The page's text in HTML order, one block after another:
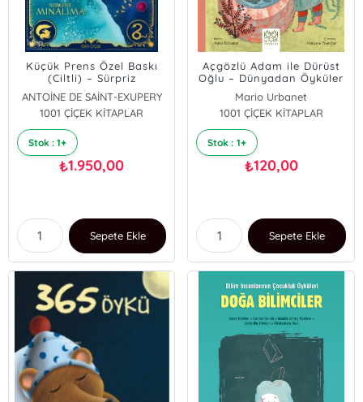
Küçük Prens Özel Baskı
(Ciltli) – Sürpriz
Animasyonlu
ANTOİNE DE SAİNT-EXUPERY
1001 ÇİÇEK KİTAPLAR
Stok : 1+
₺1.950,00
Sepete Ekle
Açgözlü Adam ile Dürüst
Oğlu – Dünyadan Öyküler
Mario Urbanet
1001 ÇİÇEK KİTAPLAR
Stok : 1+
₺120,00
Sepete Ekle